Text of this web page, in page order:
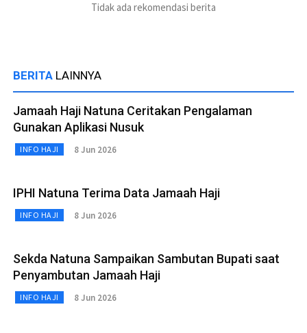
Tidak ada rekomendasi berita
BERITA LAINNYA
Jamaah Haji Natuna Ceritakan Pengalaman
Gunakan Aplikasi Nusuk
INFO HAJI 8 Jun 2026
IPHI Natuna Terima Data Jamaah Haji
INFO HAJI 8 Jun 2026
Sekda Natuna Sampaikan Sambutan Bupati saat
Penyambutan Jamaah Haji
INFO HAJI 8 Jun 2026